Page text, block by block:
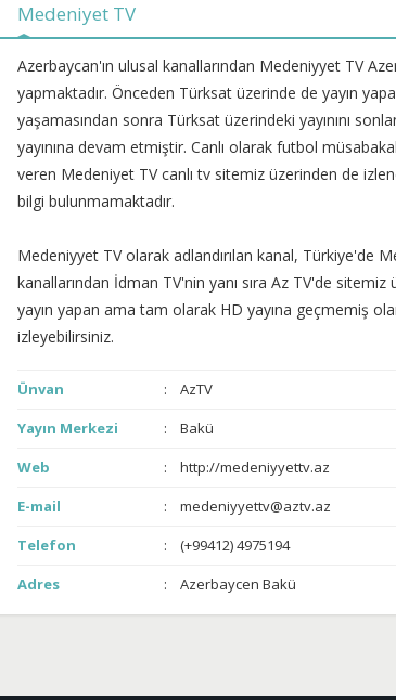
Medeniyet TV
Azerbaycan'ın ulusal kanallarından Medeniyyet TV
yapmaktadır. Önceden Türksat üzerinde de yayın
yaşamasından sonra Türksat üzerindeki yayınını
yayınına devam etmiştir. Canlı olarak futbol
veren Medeniyet TV canlı tv sitemiz üzerinden de
bilgi bulunmamaktadır.
Medeniyyet TV olarak adlandırılan kanal, Türkiye'de
kanallarından İdman TV'nin yanı sıra Az TV'de
yayın yapan ama tam olarak HD yayına geçmemiş
izleyebilirsiniz.
Ünvan
AzTV
Yayın Merkezi
Bakü
Web
http://medeniyyettv.az
E-mail
medeniyyettv@aztv.az
Telefon
(+99412) 4975194
Adres
Azerbaycen Bakü